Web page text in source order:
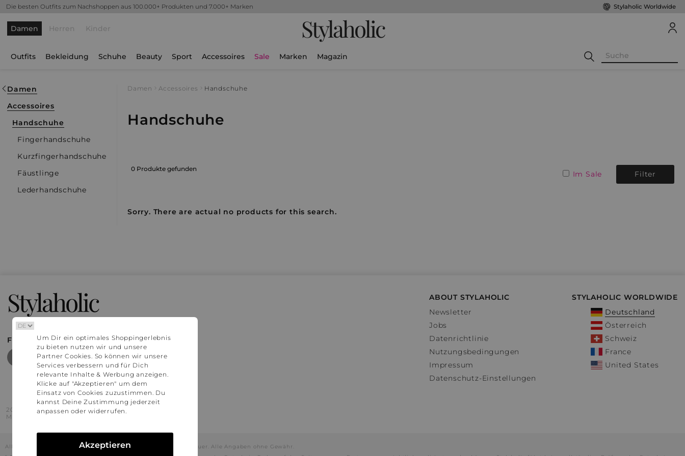
Die besten Outfits zum Nachshoppen aus 100.000+ Produkten und 7.000+ Marken Stylaholic Worldwide
Damen Herren Kinder Stylaholic
Outfits Bekleidung Schuhe Beauty Sport Accessoires Sale Marken Magazin
Damen
Accessoires
Handschuhe
Fingerhandschuhe
Kurzfingerhandschuhe
Fäustlinge
Lederhandschuhe
Damen Accessoires Handschuhe
Handschuhe
0 Produkte gefunden
Im Sale Filter
Sorry. There are actual no products for this search.
Stylaholic
FIND MORE INSPIRATION
ABOUT STYLAHOLIC
Newsletter
Jobs
Datenrichtlinie
Nutzungsbedingungen
Impressum
Datenschutz-Einstellungen
STYLAHOLIC WORLDWIDE
Deutschland
Österreich
Schweiz
France
United States
2016 - 2026 © Stylaholic.
Made for you with love in munich.
Alle Preise inkl. der jeweils geltenden gesetzlichen Mehrwertsteuer. Alle Angaben ohne Gewähr.
Um Dir ein optimales Shoppingerlebnis
zu bieten nutzen wir und unsere
Partner Cookies. So können wir unsere
Services verbessern und für Dich
relevante Inhalte & Werbung anzeigen.
Klicke auf "Akzeptieren" um dem
Einsatz von Cookies zuzustimmen. Du
kannst Deine Zustimmung jederzeit
anpassen oder widerrufen.
Akzeptieren